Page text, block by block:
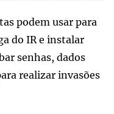
podem usar para
do IR e instalar
senhas, dados
realizar invasões